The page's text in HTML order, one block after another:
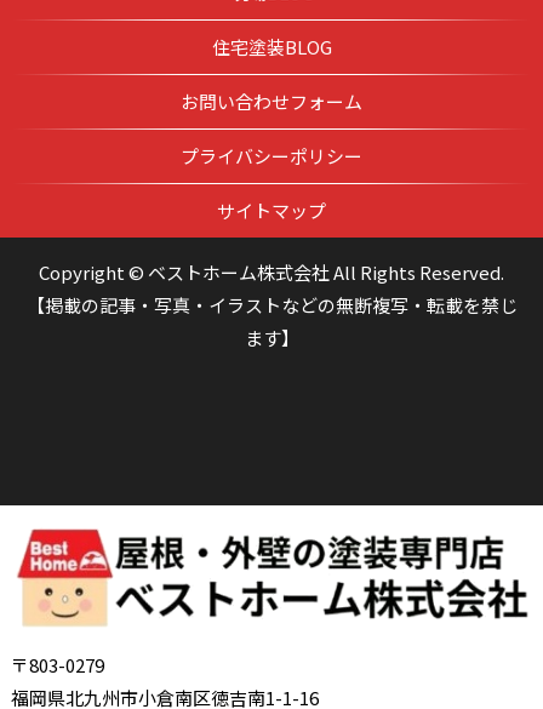
住宅塗装BLOG
お問い合わせフォーム
プライバシーポリシー
サイトマップ
Copyright © ベストホーム株式会社 All Rights Reserved.
【掲載の記事・写真・イラストなどの無断複写・転載を禁じ
ます】
〒803-0279
福岡県北九州市小倉南区徳吉南1-1-16